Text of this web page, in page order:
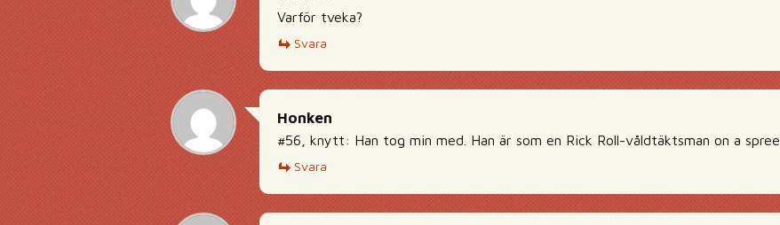
Varför tveka?
Svara
Honken
#56, knytt: Han tog min med. Han är som en Rick Roll-våldtäktsman on a spree.
Svara